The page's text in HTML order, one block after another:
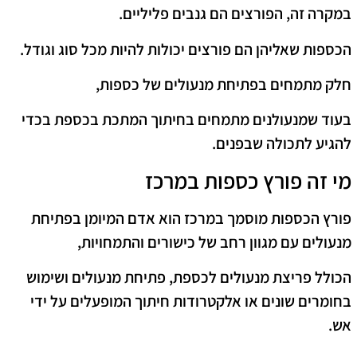
במקרה זה, הפורצים הם גנבים פליליים.
הכספות שאליהן הם פורצים יכולות להיות מכל סוג וגודל.
חלק מתמחים בפתיחת מנעולים של כספות,
בעוד שמנעולנים מתמחים בחיתוך המתכת בכספת בכדי
להגיע לתכולה שבפנים.
מי זה פורץ כספות במרכז
פורץ הכספות מוסמך במרכז הוא אדם המיומן בפתיחת
מנעולים עם מגוון רחב של כישורים והתמחויות,
הכולל פריצת מנעולים לכספת, פתיחת מנעולים ושימוש
בחומרים שונים או אלקטרודות חיתוך המופעלים על ידי
אש.